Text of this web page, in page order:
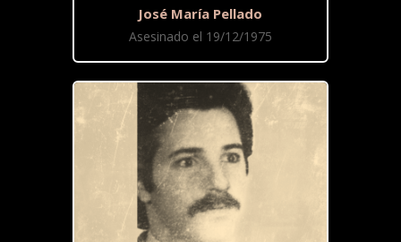
José María Pellado
Asesinado el 19/12/1975